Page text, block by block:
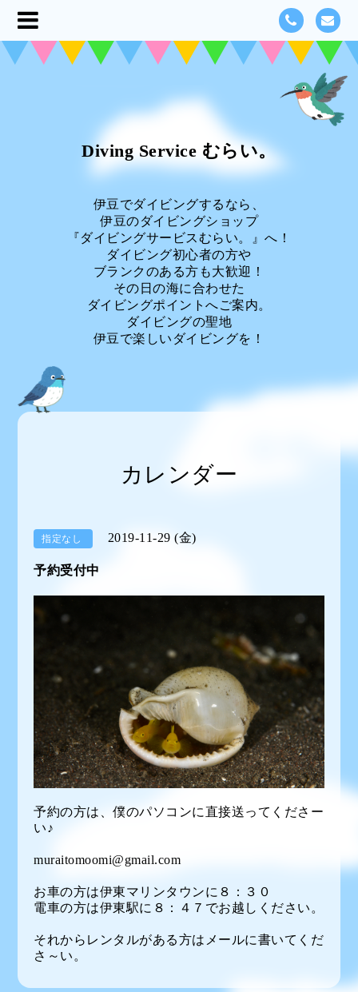
Diving Service むらい。
伊豆でダイビングするなら、
伊豆のダイビングショップ
『ダイビングサービスむらい。』へ！
ダイビング初心者の方や
ブランクのある方も大歓迎！
その日の海に合わせた
ダイビングポイントへご案内。
ダイビングの聖地
伊豆で楽しいダイビングを！
カレンダー
指定なし 2019-11-29 (金)
予約受付中
予約の方は、僕のパソコンに直接送ってくださー
い♪
muraitomoomi@gmail.com
お車の方は伊東マリンタウンに８：３０
電車の方は伊東駅に８：４７でお越しください。
それからレンタルがある方はメールに書いてくだ
さ～い。